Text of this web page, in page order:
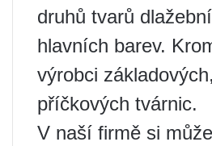
druhů tvarů
hlavních barev.
výrobci
příčkových tvárnic.
V naší firmě si